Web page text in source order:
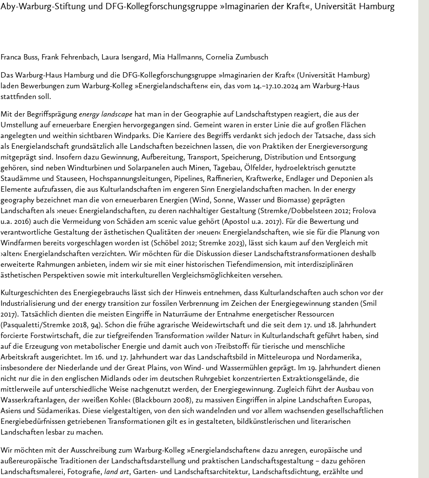
Aby-Warburg-Stiftung und DFG-Kollegforschungsgruppe »Imaginarien der Kraft«, Universität Hamburg
Franca Buss, Frank Fehrenbach, Laura Isengard, Mia Hallmanns, Cornelia Zumbusch
Das Warburg-Haus Hamburg und die DFG-Kollegforschungsgruppe »Imaginarien der Kraft« (Universität Hamburg)
laden Bewerbungen zum Warburg-Kolleg »Energielandschaften« ein, das vom 14.–17.10.2024 am Warburg-Haus
stattfinden soll.
Mit der Begriffsprägung energy landscape hat man in der Geographie auf Landschaftstypen reagiert, die aus der
Umstellung auf erneuerbare Energien hervorgegangen sind. Gemeint waren in erster Linie die auf großen Flächen
angelegten und weithin sichtbaren Windparks. Die Karriere des Begriffs verdankt sich jedoch der Tatsache, dass sich
als Energielandschaft grundsätzlich alle Landschaften bezeichnen lassen, die von Praktiken der Energieversorgung
mitgeprägt sind. Insofern dazu Gewinnung, Aufbereitung, Transport, Speicherung, Distribution und Entsorgung
gehören, sind neben Windturbinen und Solarpanelen auch Minen, Tagebau, Ölfelder, hydroelektrisch genutzte
Staudämme und Stauseen, Hochspannungsleitungen, Pipelines, Raffinerien, Kraftwerke, Endlager und Deponien als
Elemente aufzufassen, die aus Kulturlandschaften im engeren Sinn Energielandschaften machen. In der energy
geography bezeichnet man die von erneuerbaren Energien (Wind, Sonne, Wasser und Biomasse) geprägten
Landschaften als ›neue‹ Energielandschaften, zu deren nachhaltiger Gestaltung (Stremke/Dobbelsteen 2012; Frolova
u.a. 2016) auch die Vermeidung von Schäden am scenic value gehört (Apostol u.a. 2017). Für die Bewertung und
verantwortliche Gestaltung der ästhetischen Qualitäten der ›neuen‹ Energielandschaften, wie sie für die Planung von
Windfarmen bereits vorgeschlagen worden ist (Schöbel 2012; Stremke 2023), lässt sich kaum auf den Vergleich mit
›alten‹ Energielandschaften verzichten. Wir möchten für die Diskussion dieser Landschaftstransformationen deshalb
erweiterte Rahmungen anbieten, indem wir sie mit einer historischen Tiefendimension, mit interdisziplinären
ästhetischen Perspektiven sowie mit interkulturellen Vergleichsmöglichkeiten versehen.
Kulturgeschichten des Energiegebrauchs lässt sich der Hinweis entnehmen, dass Kulturlandschaften auch schon vor der
Industrialisierung und der energy transition zur fossilen Verbrennung im Zeichen der Energiegewinnung standen (Smil
2017). Tatsächlich dienten die meisten Eingriffe in Naturräume der Entnahme energetischer Ressourcen
(Pasqualetti/Stremke 2018, 94). Schon die frühe agrarische Weidewirtschaft und die seit dem 17. und 18. Jahrhundert
forcierte Forstwirtschaft, die zur tiefgreifenden Transformation ›wilder Natur‹ in Kulturlandschaft geführt haben, sind
auf die Erzeugung von metabolischer Energie und damit auch von ›Treibstoff‹ für tierische und menschliche
Arbeitskraft ausgerichtet. Im 16. und 17. Jahrhundert war das Landschaftsbild in Mitteleuropa und Nordamerika,
insbesondere der Niederlande und der Great Plains, von Wind- und Wassermühlen geprägt. Im 19. Jahrhundert dienen
nicht nur die in den englischen Midlands oder im deutschen Ruhrgebiet konzentrierten Extraktionsgelände, die
mittlerweile auf unterschiedliche Weise nachgenutzt werden, der Energiegewinnung. Zugleich führt der Ausbau von
Wasserkraftanlagen, der ›weißen Kohle‹ (Blackbourn 2008), zu massiven Eingriffen in alpine Landschaften Europas,
Asiens und Südamerikas. Diese vielgestaltigen, von den sich wandelnden und vor allem wachsenden gesellschaftlichen
Energiebedürfnissen getriebenen Transformationen gilt es in gestalteten, bildkünstlerischen und literarischen
Landschaften lesbar zu machen.
Wir möchten mit der Ausschreibung zum Warburg-Kolleg »Energielandschaften« dazu anregen, europäische und
außereuropäische Traditionen der Landschaftsdarstellung und praktischen Landschaftsgestaltung – dazu gehören
Landschaftsmalerei, Fotografie, land art, Garten- und Landschaftsarchitektur, Landschaftsdichtung, erzählte und